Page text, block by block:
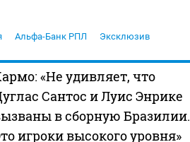
Альфа-Банк РПЛ Эксклюзив
«Не удивляет, что
Сантос и Луис Энрике
в сборную Бразилии.
игроки высокого уровня»